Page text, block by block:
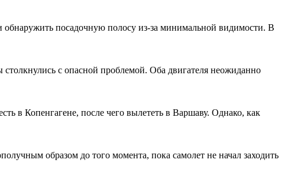
обнаружить посадочную полосу из-за минимальной видимости. В
с опасной проблемой. Оба двигателя неожиданно
в Копенгагене, после чего вылететь в Варшаву. Однако, как
образом до того момента, пока самолет не начал заходить